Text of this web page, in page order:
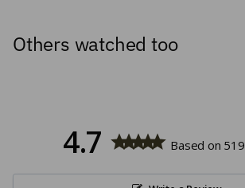
Others watched too
4.7 Based on